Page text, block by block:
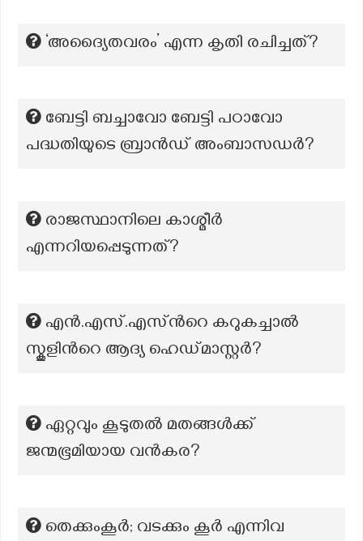
‘അദ്യൈതവരം’ എന്ന കൃതി രചിച്ചത്?
ബേട്ടി ബച്ചാവോ ബേട്ടി പഠാവോ
പദ്ധതിയുടെ ബ്രാൻഡ് അംബാസഡർ?
രാജസ്ഥാനിലെ കാശ്മീർ
എന്നറിയപ്പെടുന്നത്?
എൻ.എസ്.എസ്ന്‍റെ കറുകച്ചാൽ
സ്കൂളിന്‍റെ ആദ്യ ഹെഡ്മാസ്റ്റർ?
ഏറ്റവും കൂടുതൽ മതങ്ങൾക്ക്
ജന്മഭൂമിയായ വൻകര?
തെക്കുംകൂർ; വടക്കും കൂർ എന്നിവ